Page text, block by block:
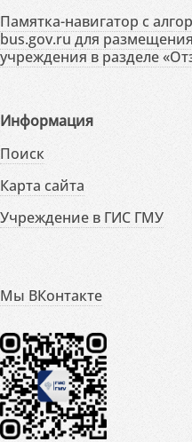
Памятка-навигатор с
bus.gov.ru для
учреждения в разделе
Информация
Поиск
Карта сайта
Учреждение в ГИС ГМУ
Мы ВКонтакте